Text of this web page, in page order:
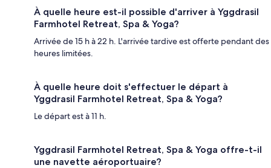
À quelle heure est-il possible d'arriver à Yggdrasil
Farmhotel Retreat, Spa & Yoga?
Arrivée de 15 h à 22 h. L'arrivée tardive est offerte pendant des
heures limitées.
À quelle heure doit s'effectuer le départ à
Yggdrasil Farmhotel Retreat, Spa & Yoga?
Le départ est à 11 h.
Yggdrasil Farmhotel Retreat, Spa & Yoga offre-t-il
une navette aéroportuaire?